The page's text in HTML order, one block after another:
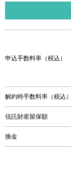
申込手数料率（税込）
解約時手数料率（税込）
信託財産留保額
換金